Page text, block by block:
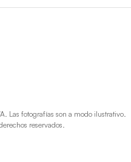
Las fotografías son a modo ilustrativo.
reservados.